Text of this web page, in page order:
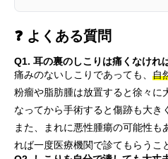
❓ よくある質問
Q1. 耳の裏のしこりは痛くなけれ
痛みのないしこりであっても、 自
粉瘤や脂肪腫は放置すると徐々に
なってから手術すると傷跡も大き
また、まれに悪性腫瘍の可能性も
れば一度医療機関で診てもらうこ